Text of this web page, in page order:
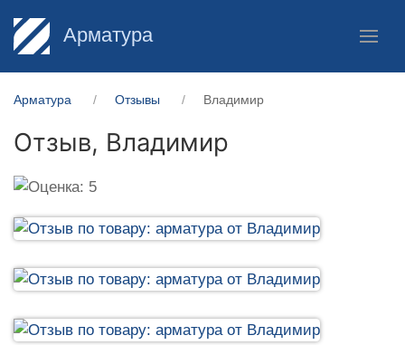
Арматура
Арматура Отзывы Владимир
Отзыв, Владимир